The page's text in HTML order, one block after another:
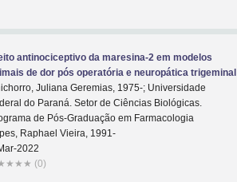
antinociceptivo da maresina-2 em modelos
de dor pós operatória e neuropática trigeminal
Juliana Geremias, 1975-; Universidade
do Paraná. Setor de Ciências Biológicas.
de Pós-Graduação em Farmacologia
Raphael Vieira, 1991-
2022
★ ★ ★ (0)